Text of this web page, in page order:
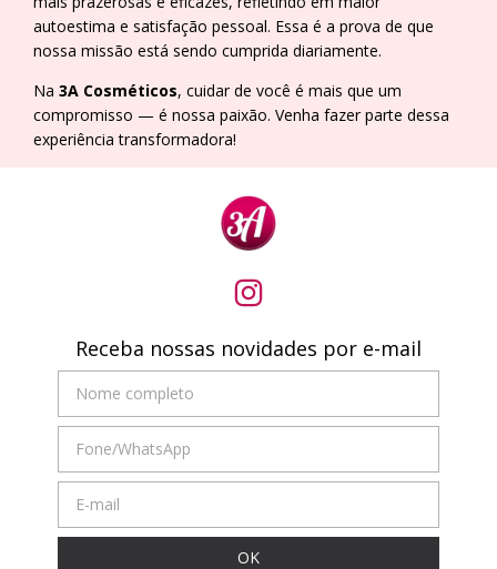
autoestima e satisfação pessoal. Essa é a prova de que
nossa missão está sendo cumprida diariamente.
Na 3A Cosméticos, cuidar de você é mais que um
compromisso — é nossa paixão. Venha fazer parte dessa
experiência transformadora!
Receba nossas novidades por e-mail